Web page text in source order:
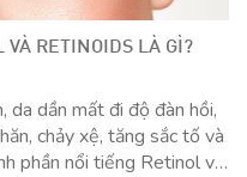
RETINOIDS LÀ GÌ?
da dần mất đi độ đàn hồi,
chảy xệ, tăng sắc tố và
phần nổi tiếng Retinol và